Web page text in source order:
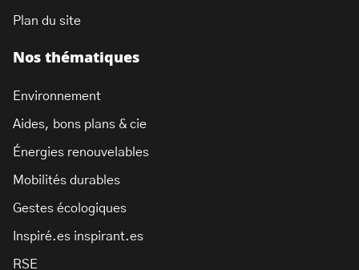
Nos thématiques
Environnement
Aides, bons plans & cie
Énergies renouvelables
Mobilités durables
Gestes écologiques
Inspiré.es inspirant.es
RSE
Plan du site